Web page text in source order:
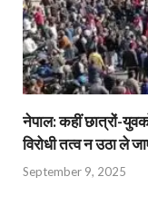
नेपाल: कहीं छात्रों-
विरोधी तत्व न उठा ले
September 9, 2025